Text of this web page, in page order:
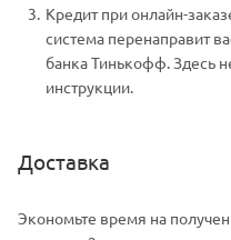
Кредит при онлайн-
система перенаправит
банка Тинькофф. Здесь
инструкции.
Доставка
Экономьте время на